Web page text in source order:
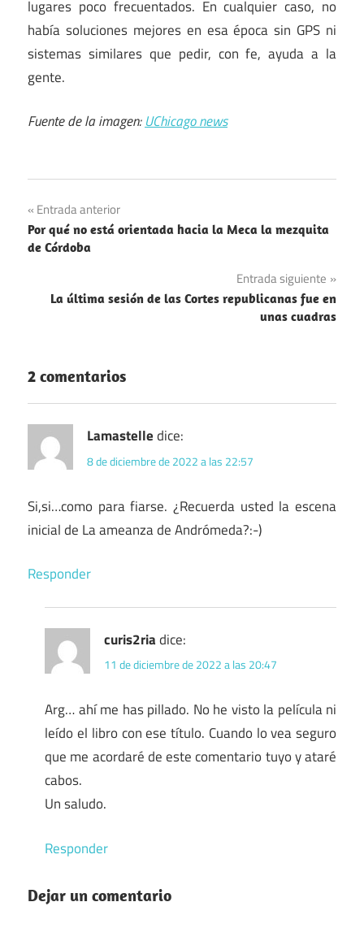
lugares poco frecuentados. En cualquier caso, no
había soluciones mejores en esa época sin GPS ni
sistemas similares que pedir, con fe, ayuda a la
gente.
Fuente de la imagen:UChicago news
Meteorología
Navegación
de
Entrada anterior
Por qué no está orientada hacia la Meca la mezquita
de Córdoba
Entrada siguiente
La última sesión de las Cortes republicanas fue en
unas cuadras
2 comentarios
Lamastelledice:
8 de diciembre de 2022 a las 22:57
Si,si…como para fiarse. ¿Recuerda usted la escena
inicial de La ameanza de Andrómeda?:-)
Responder
curis2ria dice:
11 de diciembre de 2022 a las 20:47
Arg… ahí me has pillado. No he visto la película ni
leído el libro con ese título. Cuando lo vea seguro
que me acordaré de este comentario tuyo y ataré
cabos.
Un saludo.
Responder
Dejar un comentario